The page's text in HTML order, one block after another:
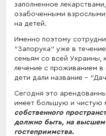
заполненное
озабоченными
на детей.
Именно поэтому
"Запорука" уже в
семьям со всей Украины,
лечение с проживанием
дети дали название –
Сегодня это
имеет большую и чистую
собственного
должно быть, на
гостеприимства.